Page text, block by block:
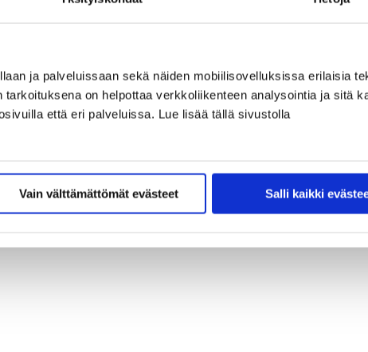
ja palveluissaan sekä näiden mobiilisovelluksissa erilaisia
on helpottaa verkkoliikenteen analysointia ja sitä
että eri palveluissa. Lue lisää tällä sivustolla
Vain välttämättömät evästeet Salli kaikki